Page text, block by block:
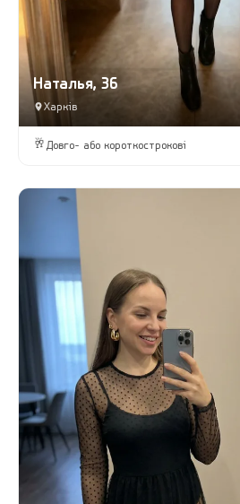
Наталья, 36
Харків
🥂 Довго- або короткострокові